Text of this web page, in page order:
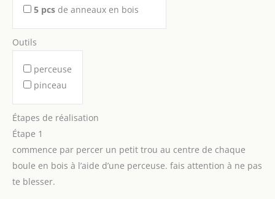
5 pcs de anneaux en bois
Outils
perceuse
pinceau
Étapes de réalisation
Étape 1
commence par percer un petit trou au centre de chaque
boule en bois à l’aide d’une perceuse. fais attention à ne pas
te blesser.